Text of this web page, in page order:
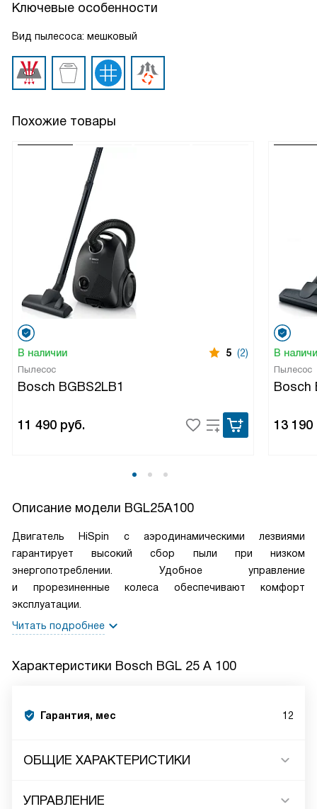
Ключевые особенности
Вид пылесоса: мешковый
Похожие товары
В наличии 5 (2)
Пылесос
Bosch BGBS2LB1
11 490 руб.
В
Пылесос
Bosch
13 190
Описание модели BGL25A100
Двигатель HiSpin с аэродинамическими лезвиями
гарантирует высокий сбор пыли при низком
энергопотреблении. Удобное управление
и прорезиненные колеса обеспечивают комфорт
эксплуатации.
Читать подробнее
Характеристики Bosch BGL 25 A 100
Гарантия, мес 12
ОБЩИЕ ХАРАКТЕРИСТИКИ
УПРАВЛЕНИЕ